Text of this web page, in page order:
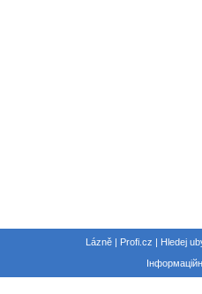
Lázně | Profi.cz | Hledej